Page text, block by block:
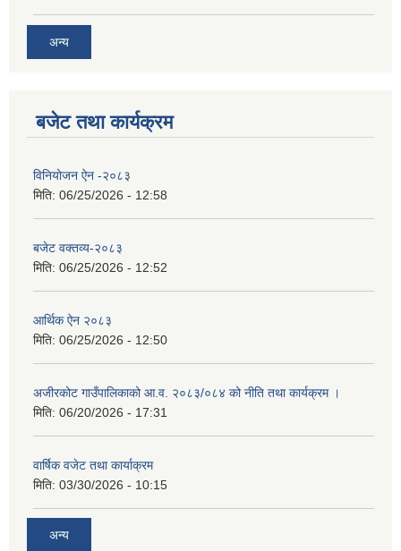
अन्य
बजेट तथा कार्यक्रम
विनियोजन ऐन -२०८३
मिति: 06/25/2026 - 12:58
बजेट वक्तव्य-२०८३
मिति: 06/25/2026 - 12:52
आर्थिक ऐन २०८३
मिति: 06/25/2026 - 12:50
अजीरकोट गाउँपालिकाको आ.व. २०८३/०८४ को नीति तथा कार्यक्रम ।
मिति: 06/20/2026 - 17:31
वार्षिक वजेट तथा कार्याक्रम
मिति: 03/30/2026 - 10:15
अन्य